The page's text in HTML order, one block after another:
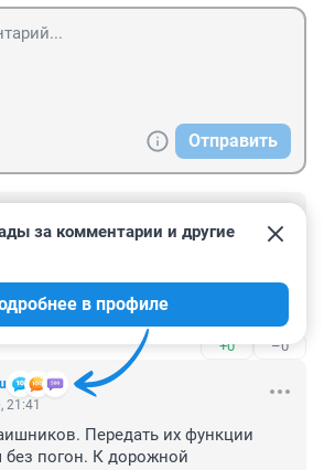
Отправить
10:24
придумали про живую очередь! 👍
в новых носителей.
+0 –0
за комментарии и другие
в профиле
21:41
Передать их функции
погон. К дорожной